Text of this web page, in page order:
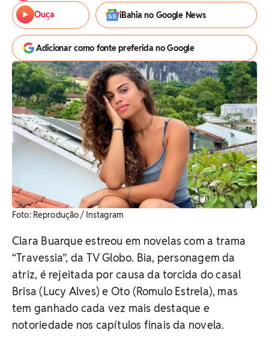
Ouça iBahia no Google News
Adicionar como fonte preferida no Google
Foto: Reprodução / Instagram
Clara Buarque estreou em novelas com a trama
“Travessia”, da TV Globo. Bia, personagem da
atriz, é rejeitada por causa da torcida do casal
Brisa (Lucy Alves) e Oto (Romulo Estrela), mas
tem ganhado cada vez mais destaque e
notoriedade nos capítulos finais da novela.